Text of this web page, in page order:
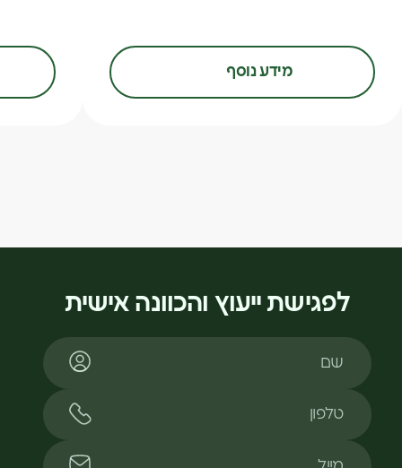
מידע נוסף
לפגישת ייעוץ והכוונה אישית
שם
טלפון
מייל